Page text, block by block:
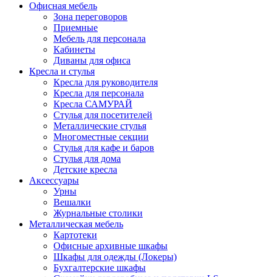
Офисная мебель
Зона переговоров
Приемные
Мебель для персонала
Кабинеты
Диваны для офиса
Кресла и стулья
Кресла для руководителя
Кресла для персонала
Кресла САМУРАЙ
Стулья для посетителей
Металлические стулья
Многоместные секции
Стулья для кафе и баров
Стулья для дома
Детские кресла
Аксессуары
Урны
Вешалки
Журнальные столики
Металлическая мебель
Картотеки
Офисные архивные шкафы
Шкафы для одежды (Локеры)
Бухгалтерские шкафы